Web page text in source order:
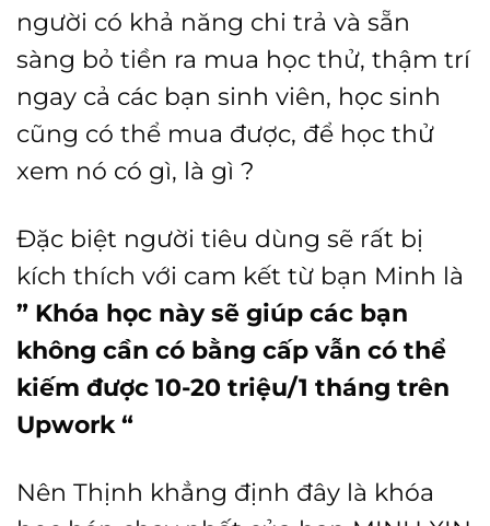
người có khả năng chi trả và sẵn
sàng bỏ tiền ra mua học thử, thậm trí
ngay cả các bạn sinh viên, học sinh
cũng có thể mua được, để học thử
xem nó có gì, là gì ?
Đặc biệt người tiêu dùng sẽ rất bị
kích thích với cam kết từ bạn Minh là
” Khóa học này sẽ giúp các bạn
không cần có bằng cấp vẫn có thể
kiếm được 10-20 triệu/1 tháng trên
Upwork “
Nên Thịnh khẳng định đây là khóa